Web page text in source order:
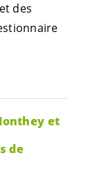
des
et
de